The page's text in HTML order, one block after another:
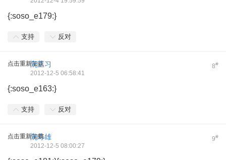
{:soso_e179:}
支持 反对
点击重新加载 8#
阮正习
2012-12-5 06:58:41
{:soso_e163:}
支持 反对
点击重新加载 9#
阮寿雄
2012-12-5 08:00:27